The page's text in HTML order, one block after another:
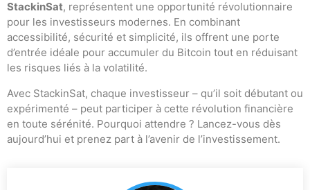
StackinSat, représentent une opportunité révolutionnaire
pour les investisseurs modernes. En combinant
accessibilité, sécurité et simplicité, ils offrent une porte
d’entrée idéale pour accumuler du Bitcoin tout en réduisant
les risques liés à la volatilité.
Avec StackinSat, chaque investisseur – qu’il soit débutant ou
expérimenté – peut participer à cette révolution financière
en toute sérénité. Pourquoi attendre ? Lancez-vous dès
aujourd’hui et prenez part à l’avenir de l’investissement.